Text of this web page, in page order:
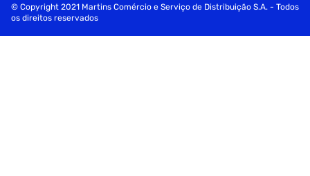
© Copyright 2021 Martins Comércio e Serviço de Distribuição S.A. - Todos
os direitos reservados